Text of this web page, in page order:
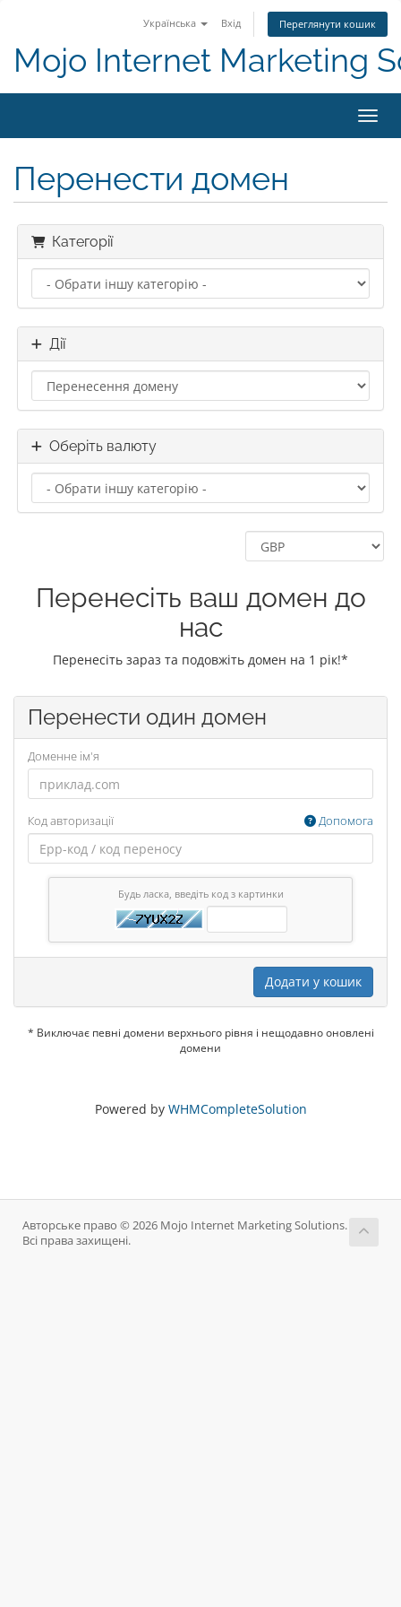
Українська Вхід Переглянути кошик
Mojo Internet Marketing
Перенести домен
Категорії
Дії
Оберіть валюту
Перенесіть ваш домен до
нас
Перенесіть зараз та подовжіть домен на 1 рік!*
Перенести один домен
Доменне ім'я
Код авторизації Допомога
Будь ласка, введіть код з картинки
Додати у кошик
* Виключає певні домени верхнього рівня і нещодавно оновлені
домени
Powered by WHMCompleteSolution
Авторське право © 2026 Mojo Internet Marketing Solutions.
Всі права захищені.